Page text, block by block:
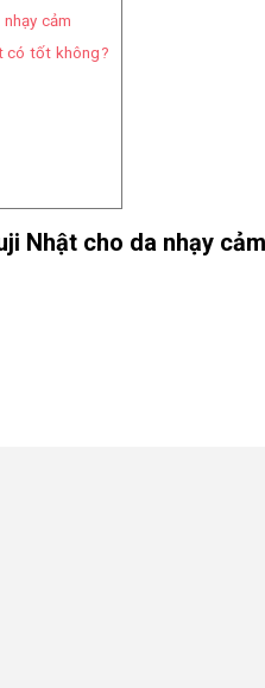
cảm
có tốt không?
Nhật cho da nhạy cảm